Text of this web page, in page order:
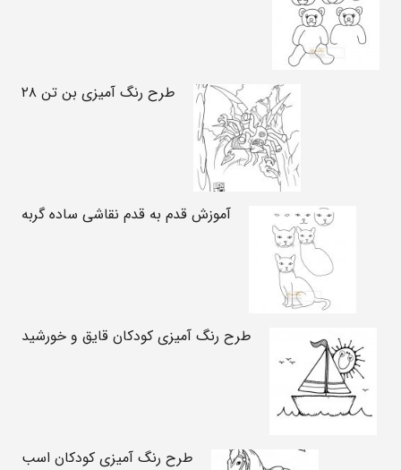
طرح رنگ آمیزی بن تن ۲۸
آموزش قدم به قدم نقاشی ساده گربه
طرح رنگ آمیزی کودکان قایق و خورشید
طرح رنگ آمیزی کودکان اسب